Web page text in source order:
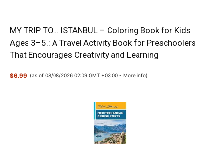
MY TRIP TO… ISTANBUL – Coloring Book for Kids
Ages 3–5.: A Travel Activity Book for Preschoolers
That Encourages Creativity and Learning
$6.99 (as of 08/08/2026 02:09 GMT +03:00 - More info)